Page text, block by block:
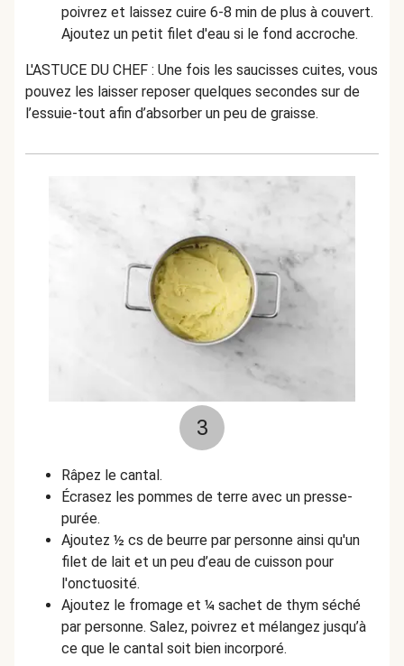
poivrez et laissez cuire 6-8 min de plus à couvert.
Ajoutez un petit filet d'eau si le fond accroche.
L'ASTUCE DU CHEF : Une fois les saucisses cuites, vous
pouvez les laisser reposer quelques secondes sur de
l’essuie-tout afin d’absorber un peu de graisse.
3
Râpez le cantal.
Écrasez les pommes de terre avec un presse-
purée.
Ajoutez ½ cs de beurre par personne ainsi qu'un
filet de lait et un peu d’eau de cuisson pour
l'onctuosité.
Ajoutez le fromage et ¼ sachet de thym séché
par personne. Salez, poivrez et mélangez jusqu’à
ce que le cantal soit bien incorporé.